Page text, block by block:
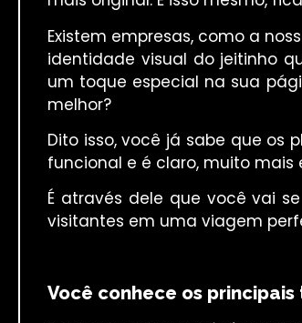
Existem empresas, como a
identidade visual do jeitinho
um toque especial na sua
melhor?
Dito isso, você já sabe que os
funcional e é claro, muito mais
É através dele que você vai
visitantes em uma viagem
Você conhece os